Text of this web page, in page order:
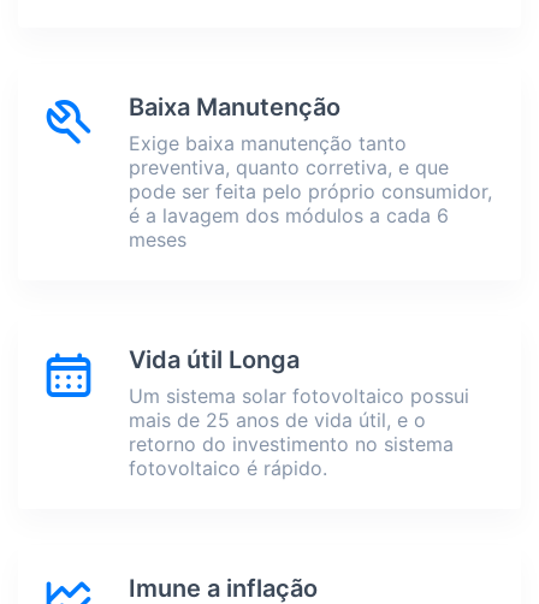
Baixa Manutenção
Exige baixa manutenção tanto
preventiva, quanto corretiva, e que
pode ser feita pelo próprio consumidor,
é a lavagem dos módulos a cada 6
meses
Vida útil Longa
Um sistema solar fotovoltaico possui
mais de 25 anos de vida útil, e o
retorno do investimento no sistema
fotovoltaico é rápido.
Imune a inflação